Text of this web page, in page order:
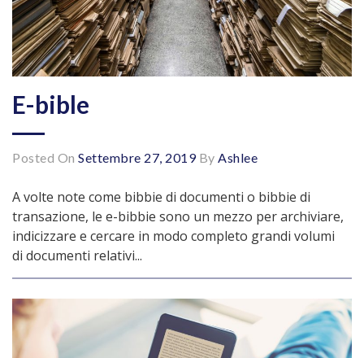
E-bible
Posted On Settembre 27, 2019By Ashlee
A volte note come bibbie di documenti o bibbie di
transazione, le e-bibbie sono un mezzo per archiviare,
indicizzare e cercare in modo completo grandi volumi
di documenti relativi...